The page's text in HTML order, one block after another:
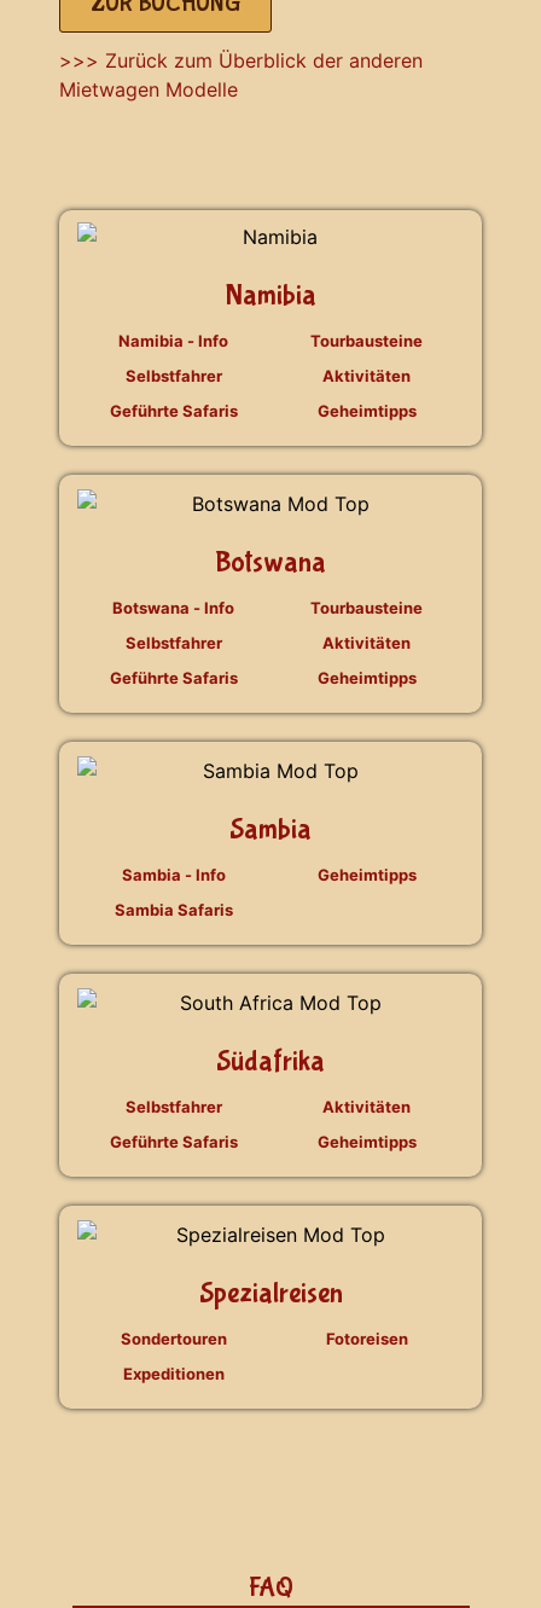
>>> Zurück zum Überblick der anderen
Mietwagen Modelle
Namibia
Namibia - Info
Selbstfahrer
Geführte Safaris
Tourbausteine
Aktivitäten
Geheimtipps
Botswana
Botswana - Info
Selbstfahrer
Geführte Safaris
Tourbausteine
Aktivitäten
Geheimtipps
Sambia
Sambia - Info
Sambia Safaris
Geheimtipps
Südafrika
Selbstfahrer
Geführte Safaris
Aktivitäten
Geheimtipps
Spezialreisen
Sondertouren
Expeditionen
Fotoreisen
FAQ